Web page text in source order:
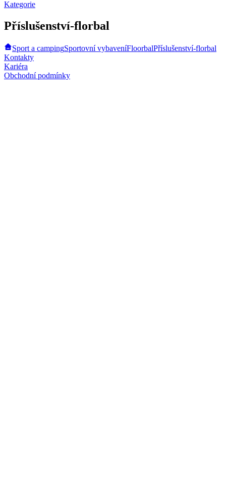
Kategorie
Příslušenství-florbal
Sport a campingSportovní vybaveníFloorbalPříslušenství-florbal
Kontakty
Kariéra
Obchodní podmínky